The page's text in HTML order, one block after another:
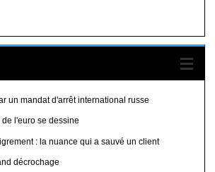
un mandat d'arrêt international russe
l'euro se dessine
: la nuance qui a sauvé un client
décrochage